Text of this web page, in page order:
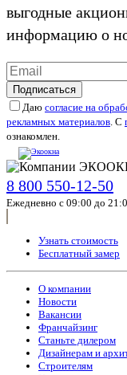
выгодные
информацию о
Подписаться
Даю согласие на
рекламных материалов. С
ознакомлен.
8 800 550-12-50
Ежедневно с 09:00 до
Узнать стоимость
Бесплатный замер
О компании
Новости
Вакансии
Франчайзинг
Станьте дилером
Дизайнерам и
Строителям